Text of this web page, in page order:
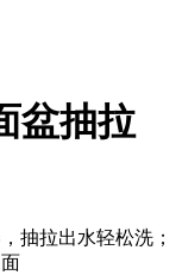
盆抽拉
抽拉出水轻松洗；